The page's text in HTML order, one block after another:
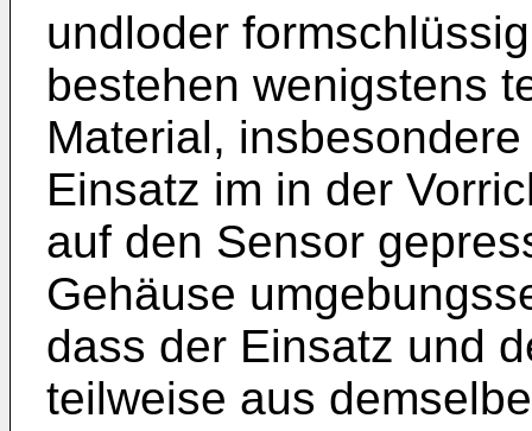
undloder
bestehen wenigstens
Material,
Einsatz im in der
auf den Sensor
Gehäuse
dass der Einsatz und
teilweise aus